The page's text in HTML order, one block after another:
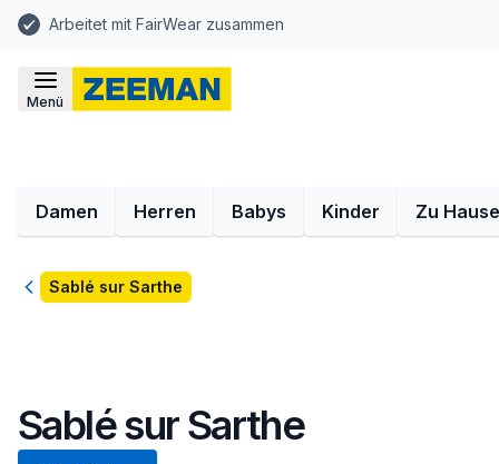
Arbeitet mit FairWear zusammen
Menü
Damen Herren Babys Kinder Zu Hause
ZurückSablé sur Sarthe
Sablé sur Sarthe